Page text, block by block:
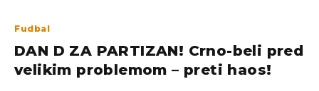
Fudbal
DAN D ZA PARTIZAN! Crno-beli pred
velikim problemom – preti haos!